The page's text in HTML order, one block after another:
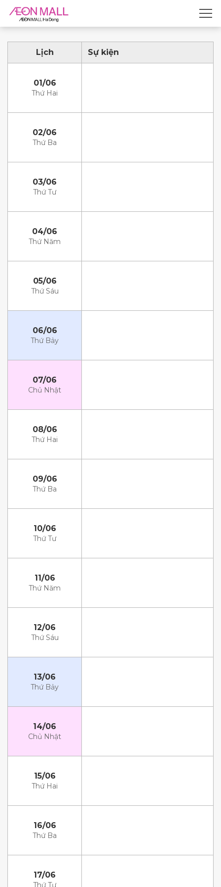
Lịch Sự kiện
01/06
Thứ Hai
02/06
Thứ Ba
03/06
Thứ Tư
04/06
Thứ Năm
05/06
Thứ Sáu
06/06
Thứ Bảy
07/06
Chủ Nhật
08/06
Thứ Hai
09/06
Thứ Ba
10/06
Thứ Tư
11/06
Thứ Năm
12/06
Thứ Sáu
13/06
Thứ Bảy
14/06
Chủ Nhật
15/06
Thứ Hai
16/06
Thứ Ba
17/06
Thứ Tư